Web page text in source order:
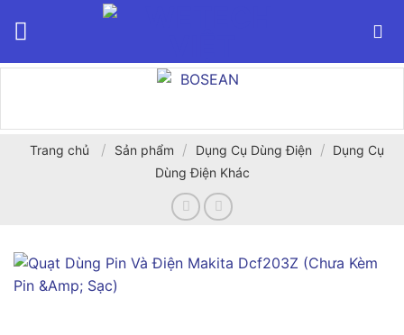
Trang chủ / Sản phẩm / Dụng Cụ Dùng Điện / Dụng Cụ
Dùng Điện Khác